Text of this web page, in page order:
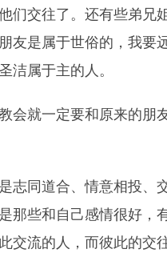
们交往了。还有些弟兄
友是属于世俗的，我要
洁属于主的人。
会就一定要和原来的朋
志同道合、情意相投、
那些和自己感情很好，
交流的人，而彼此的交